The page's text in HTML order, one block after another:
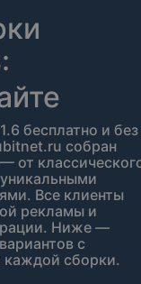
бесплатно и без
собран
от
Все клиенты
рекламы и
Ниже —
с
каждой сборки.